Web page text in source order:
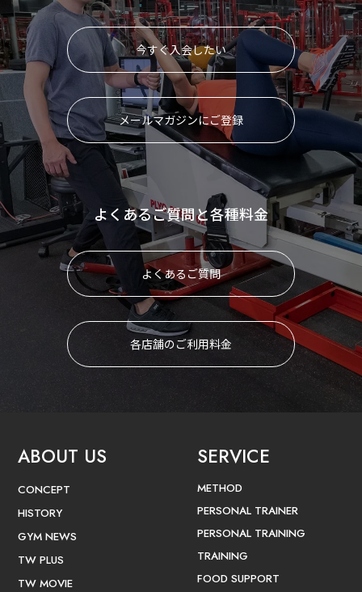
今すぐ入会したい
メールマガジンにご登録
よくあるご質問と各種料金
よくあるご質問
各店舗のご利用料金
ABOUT US
CONCEPT
HISTORY
GYM NEWS
TW PLUS
TW MOVIE
SERVICE
METHOD
PERSONAL TRAINER
PERSONAL TRAINING
TRAINING
FOOD SUPPORT